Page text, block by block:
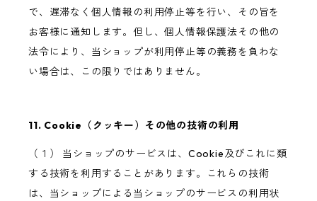
で、遅滞なく個人情報の利用停止等を行い、その旨を
お客様に通知します。但し、個人情報保護法その他の
法令により、当ショップが利用停止等の義務を負わな
い場合は、この限りではありません。
11. Cookie（クッキー）その他の技術の利用
（１） 当ショップのサービスは、Cookie及びこれに類
する技術を利用することがあります。これらの技術
は、当ショップによる当ショップのサービスの利用状